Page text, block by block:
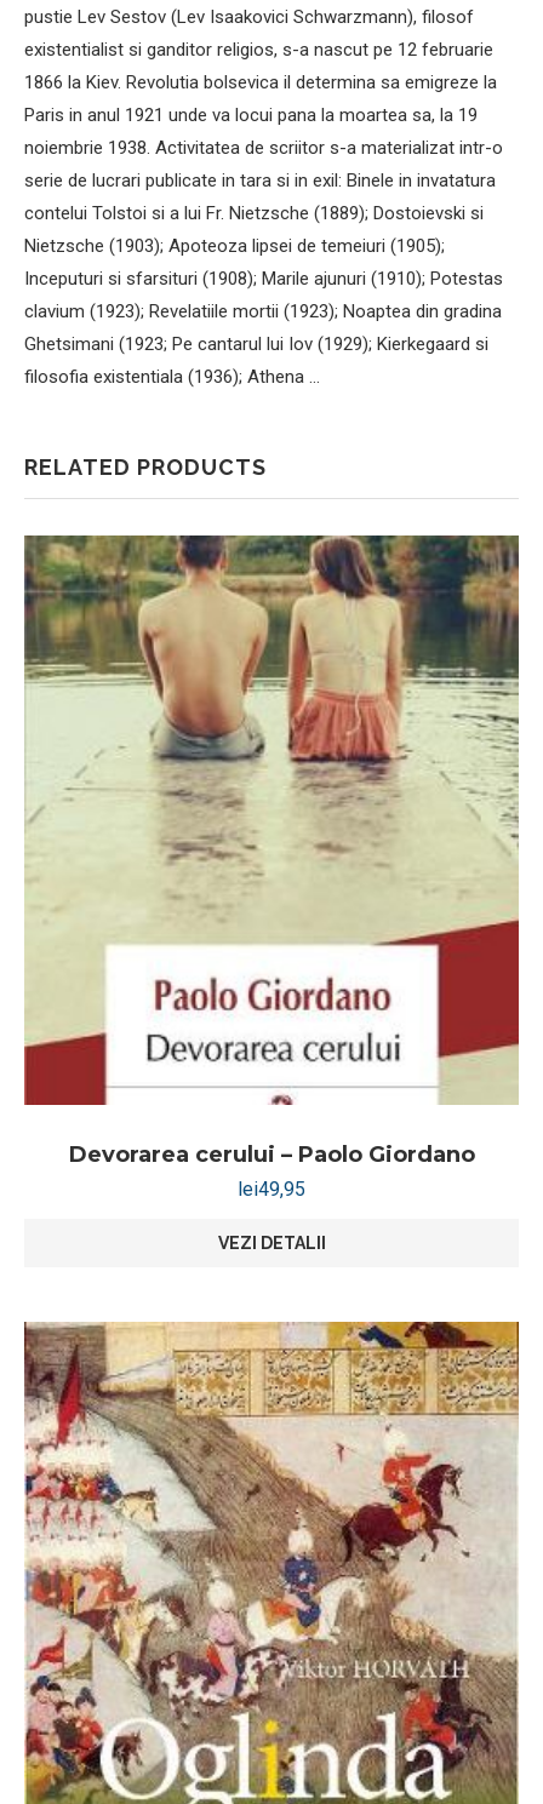
pustie Lev Sestov (Lev Isaakovici Schwarzmann), filosof
existentialist si ganditor religios, s-a nascut pe 12 februarie
1866 la Kiev. Revolutia bolsevica il determina sa emigreze la
Paris in anul 1921 unde va locui pana la moartea sa, la 19
noiembrie 1938. Activitatea de scriitor s-a materializat intr-o
serie de lucrari publicate in tara si in exil: Binele in invatatura
contelui Tolstoi si a lui Fr. Nietzsche (1889); Dostoievski si
Nietzsche (1903); Apoteoza lipsei de temeiuri (1905);
Inceputuri si sfarsituri (1908); Marile ajunuri (1910); Potestas
clavium (1923); Revelatiile mortii (1923); Noaptea din gradina
Ghetsimani (1923; Pe cantarul lui Iov (1929); Kierkegaard si
filosofia existentiala (1936); Athena …
RELATED PRODUCTS
Devorarea cerului – Paolo Giordano
lei49,95
VEZI DETALII